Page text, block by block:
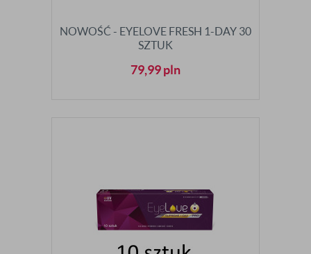
NOWOŚĆ - EYELOVE FRESH 1-DAY 30
SZTUK
79,99pln